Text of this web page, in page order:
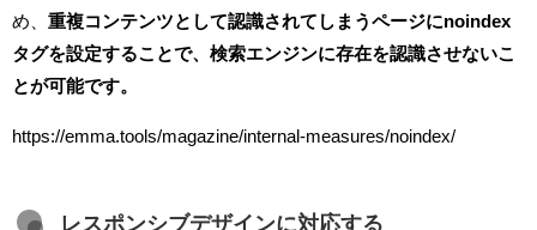
め、 重複コンテンツとして認識されてしまうページにnoindex
タグを設定することで、検索エンジンに存在を認識させないこ
とが可能です。
https://emma.tools/magazine/internal-measures/noindex/
レスポンシブデザインに対応する